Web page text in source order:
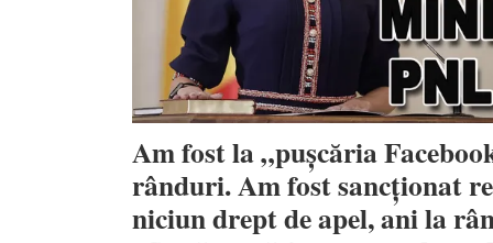
Am fost la „pușcăria
rânduri. Am fost sancționat
niciun drept de apel, ani la